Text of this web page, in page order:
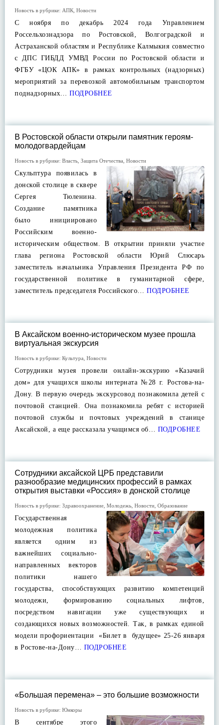
Новость в рубрике: АПК Новости
С ноября по декабрь 2024 года Управлением
Россельхознадзора по Ростовской, Волгоградской и
Астраханской областям и Республике Калмыкия совместно
с ДПС ГИБДД УМВД России по Ростовской области и
ФГБУ «ЦОК АПК» в рамках контрольных (надзорных)
мероприятий за перевозкой автомобильным транспортом
поднадзорных… ПОДРОБНЕЕ
В Ростовской области открыли памятник героям-
молодогвардейцам
Новость в рубрике: Власть Защита Отечества Новости
Скульптура появилась в
донской столице в сквере
Сергея Тюленина.
Создание памятника
было инициировано
Российским военно-
историческим обществом. В открытии приняли участие
глава региона Ростовской области Юрий Слюсарь
заместитель начальника Управления Президента РФ по
государственной политике в гуманитарной сфере,
заместитель председателя Российского… ПОДРОБНЕЕ
В Аксайском военно-историческом музее прошла
виртуальная экскурсия
Новость в рубрике: Культура Новости
Сотрудники музея провели онлайн-экскурию «Казачий
дом» для учащихся школы интерната №28 г. Ростова-на-
Дону. В первую очередь экскурсовод познакомила детей с
почтовой станцией. Она познакомила ребят с историей
почтовой службы и почтовых учреждений в станице
Аксайской, а еще рассказала учащимся об… ПОДРОБНЕЕ
Сотрудники аксайской ЦРБ представили
разнообразие медицинских профессий в рамках
открытия выставки «Россия» в донской столице
Новость в рубрике: Здравоохранение Молодежь Новости Образование
Государственная
молодежная политика
является одним из
важнейших социально-
направленных векторов
политики нашего
государства, способствующих развитию компетенций
молодежи, формированию социальных лифтов,
посредством навигации уже существующих и
создающихся новых возможностей. Так, в рамках единой
модели профориентации «Билет в будущее» 25-26 января
в Ростове-на-Дону… ПОДРОБНЕЕ
«Большая перемена» – это большие возможности
Новость в рубрике: Юнкоры
В сентябре этого